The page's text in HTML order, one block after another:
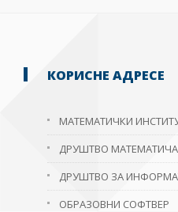
КОРИСНЕ АДРЕСЕ
МАТЕМАТИЧКИ
ДРУШТВО
ДРУШТВО ЗА
ОБРАЗОВНИ СОФТВЕР